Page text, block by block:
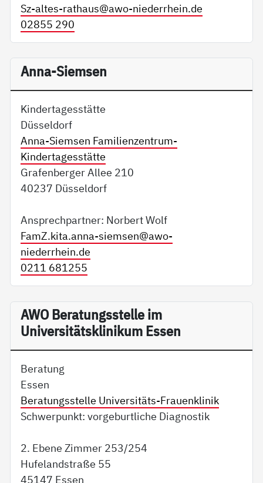
Sz-altes-rathaus@awo-niederrhein.de
02855 290
Anna-Siemsen
Kindertagesstätte
Düsseldorf
Anna-Siemsen Familienzentrum-
Kindertagesstätte
Grafenberger Allee 210
40237 Düsseldorf
Ansprechpartner: Norbert Wolf
FamZ.kita.anna-siemsen@awo-
niederrhein.de
0211 681255
AWO Beratungsstelle im
Universitätsklinikum Essen
Beratung
Essen
Beratungsstelle Universitäts-Frauenklinik
Schwerpunkt: vorgeburtliche Diagnostik
2. Ebene Zimmer 253/254
Hufelandstraße 55
45147 Essen